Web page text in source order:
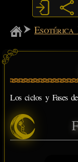
MiSabueso
Esotérica
Los ciclos y Fases